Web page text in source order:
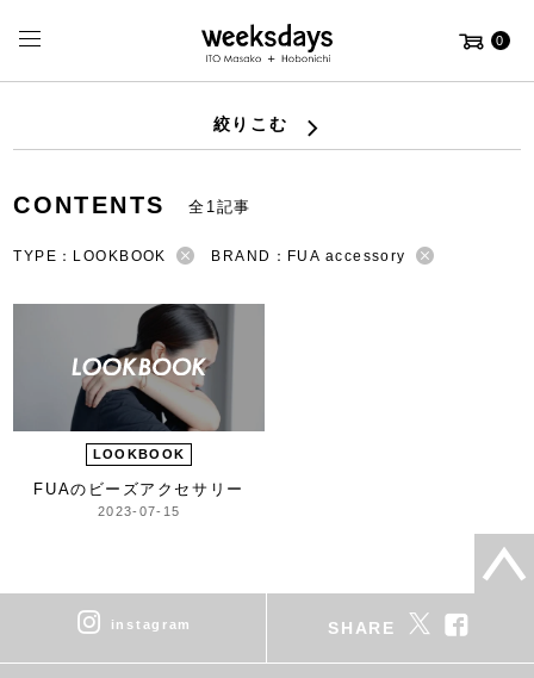
0
絞りこむ
CONTENTS 全1記事
TYPE：LOOKBOOK BRAND：FUA accessory
LOOKBOOK
FUAのビーズアクセサリー
2023-07-15
instagram SHARE